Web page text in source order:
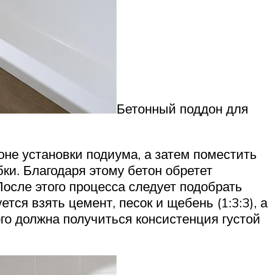
Бетонный поддон для
установки подиума, а затем поместить
Благодаря этому бетон обретет
этого процесса следует подобрать
взять цемент, песок и щебень (1:3:3), а
должна получиться консистенция густой